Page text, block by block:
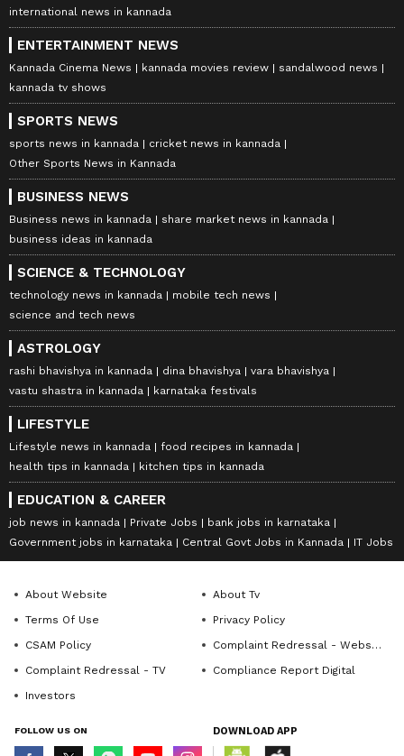
international news in kannada
ENTERTAINMENT NEWS
Kannada Cinema News kannada movies review
sandalwood news
kannada tv shows
SPORTS NEWS
sports news in kannada
cricket news in kannada
Other Sports News in Kannada
BUSINESS NEWS
Business news in kannada
share market news in kannada
business ideas in kannada
SCIENCE & TECHNOLOGY
technology news in kannada
mobile tech news
science and tech news
ASTROLOGY
rashi bhavishya in kannada dina bhavishya
vara bhavishya
vastu shastra in kannada
karnataka festivals
LIFESTYLE
Lifestyle news in kannada
food recipes in kannada
health tips in kannada
kitchen tips in kannada
EDUCATION & CAREER
job news in kannada Private Jobs
bank jobs in karnataka
Government jobs in karnataka
Central Govt Jobs in Kannada IT Jobs
About Website
About Tv
Terms Of Use
Privacy Policy
CSAM Policy
Complaint Redressal - Website
Complaint Redressal - TV
Compliance Report Digital
Investors
FOLLOW US ON DOWNLOAD APP